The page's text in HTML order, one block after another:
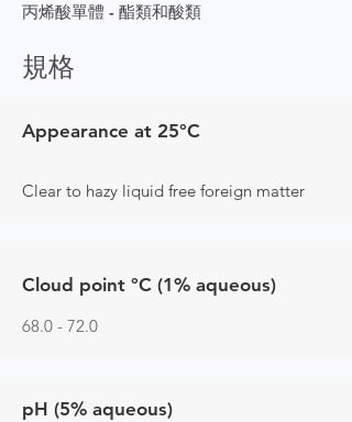
丙烯酸單體 - 酯類和酸類
規格
Appearance at 25°C
Clear to hazy liquid free foreign matter
Cloud point °C (1% aqueous)
68.0 - 72.0
pH (5% aqueous)